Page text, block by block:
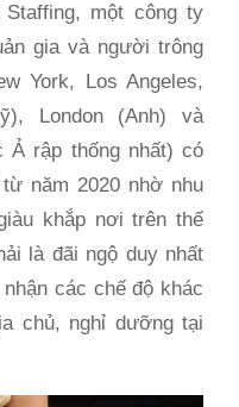
Staffing, một công ty
gia và người trông
York, Los Angeles,
London (Anh) và
Ả rập thống nhất) có
năm 2020 nhờ nhu
khắp nơi trên thế
là đãi ngộ duy nhất
các chế độ khác
chủ, nghỉ dưỡng tại